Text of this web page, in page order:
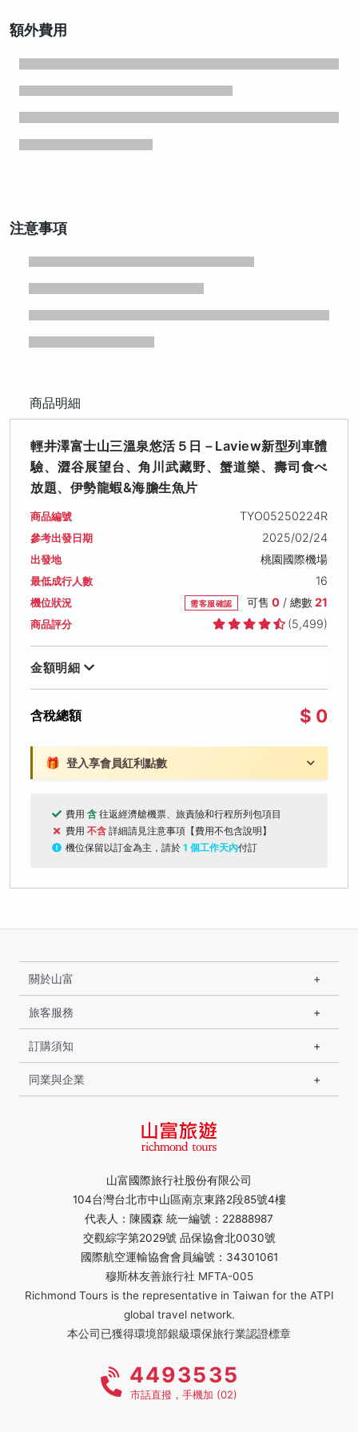
額外費用
注意事項
商品明細
輕井澤富士山三溫泉悠活５日－Laview新型列車體
驗、澀谷展望台、角川武藏野、蟹道樂、壽司食べ
放題、伊勢龍蝦&海膽生魚片
商品編號 TYO05250224R
參考出發日期 2025/02/24
出發地 桃園國際機場
最低成行人數 16
機位狀況 需客服確認 可售 0/ 總數21
商品評分 (5,499)
金額明細
含稅總額 $ 0
🎁 登入享會員紅利點數
費用 含 往返經濟艙機票、旅責險和行程所列包項目
費用 不含 詳細請見注意事項【費用不包含說明】
機位保留以訂金為主，請於 1 個工作天內付訂
山富國際旅行社股份有限公司
104台灣台北市中山區南京東路2段85號4樓
代表人：陳國森 統一編號：22888987
交觀綜字第2029號 品保協會北0030號
國際航空運輸協會會員編號：34301061
穆斯林友善旅行社 MFTA-005
Richmond Tours is the representative in Taiwan for the ATPI
global travel network.
本公司已獲得環境部銀級環保旅行業認證標章
關於山富
旅客服務
訂購須知
同業與企業
4493535
市話直撥，手機加 (02)